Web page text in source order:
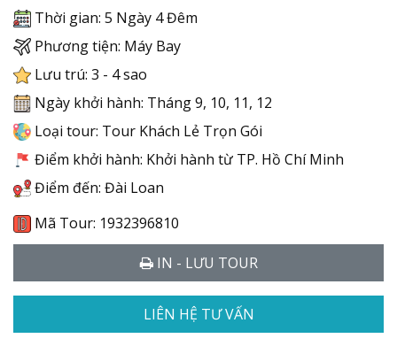
Thời gian: 5 Ngày 4 Đêm
Phương tiện: Máy Bay
Lưu trú: 3 - 4 sao
Ngày khởi hành: Tháng 9, 10, 11, 12
Loại tour: Tour Khách Lẻ Trọn Gói
Điểm khởi hành: Khởi hành từ TP. Hồ Chí Minh
Điểm đến: Đài Loan
Mã Tour: 1932396810
IN - LƯU TOUR
LIÊN HỆ TƯ VẤN